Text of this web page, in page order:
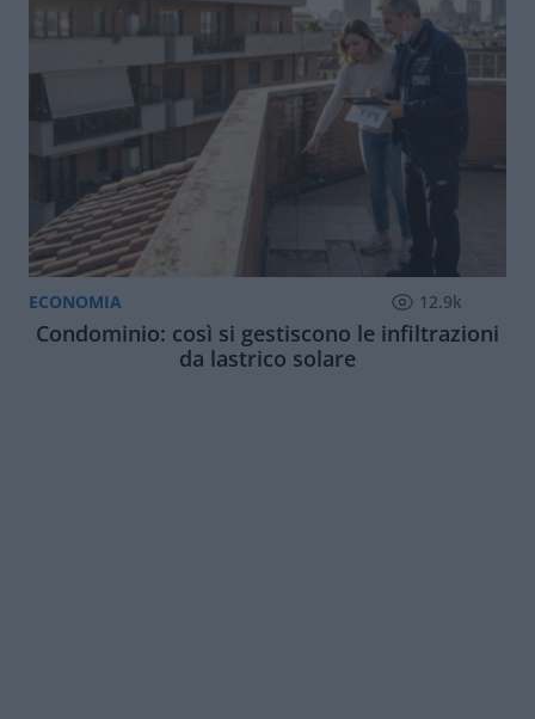
ECONOMIA 12.9k
Condominio: così si gestiscono le infiltrazioni
da lastrico solare